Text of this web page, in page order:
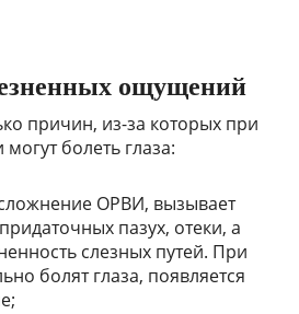
ощущений
причин, из-за которых при
болеть глаза:
ОРВИ, вызывает
пазух, отеки, а
слезных путей. При
болят глаза, появляется